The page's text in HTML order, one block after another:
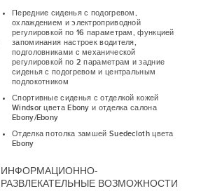
Передние сиденья с подогревом,
охлаждением и электроприводной
регулировкой по 16 параметрам, функцией
запоминания настроек водителя,
подголовниками с механической
регулировкой по 2 параметрам и задние
сиденья с подогревом и центральным
подлокотником
Спортивные сиденья с отделкой кожей
Windsor цвета Ebony и отделка салона
Ebony/Ebony
Отделка потолка замшей Suedecloth цвета
Ebony
ИНФОРМАЦИОННО-
РАЗВЛЕКАТЕЛЬНЫЕ ВОЗМОЖНОСТИ